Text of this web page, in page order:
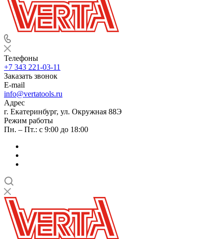
Телефоны
+7 343 221-03-11
Заказать звонок
E-mail
info@vertatools.ru
Адрес
г. Екатеринбург, ул. Окружная 88Э
Режим работы
Пн. – Пт.: с 9:00 до 18:00